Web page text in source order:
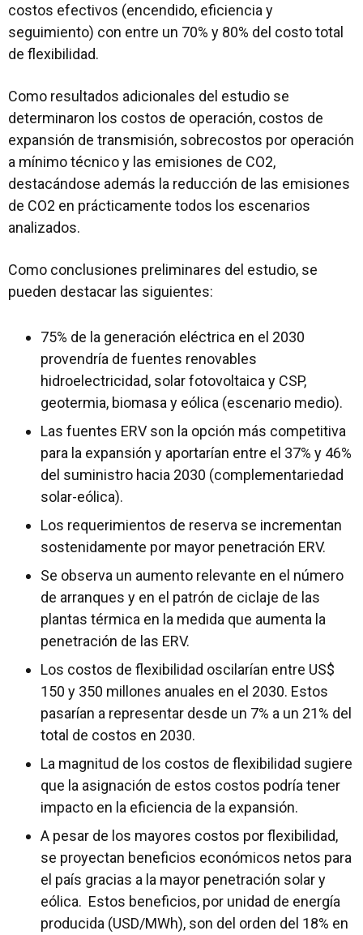
costos efectivos (encendido, eficiencia y
seguimiento) con entre un 70% y 80% del costo total
de flexibilidad.
Como resultados adicionales del estudio se
determinaron los costos de operación, costos de
expansión de transmisión, sobrecostos por operación
a mínimo técnico y las emisiones de CO2,
destacándose además la reducción de las emisiones
de CO2 en prácticamente todos los escenarios
analizados.
Como conclusiones preliminares del estudio, se
pueden destacar las siguientes:
75% de la generación eléctrica en el 2030
provendría de fuentes renovables
hidroelectricidad, solar fotovoltaica y CSP,
geotermia, biomasa y eólica (escenario medio).
Las fuentes ERV son la opción más competitiva
para la expansión y aportarían entre el 37% y 46%
del suministro hacia 2030 (complementariedad
solar-eólica).
Los requerimientos de reserva se incrementan
sostenidamente por mayor penetración ERV.
Se observa un aumento relevante en el número
de arranques y en el patrón de ciclaje de las
plantas térmica en la medida que aumenta la
penetración de las ERV.
Los costos de flexibilidad oscilarían entre US$
150 y 350 millones anuales en el 2030. Estos
pasarían a representar desde un 7% a un 21% del
total de costos en 2030.
La magnitud de los costos de flexibilidad sugiere
que la asignación de estos costos podría tener
impacto en la eficiencia de la expansión.
A pesar de los mayores costos por flexibilidad,
se proyectan beneficios económicos netos para
el país gracias a la mayor penetración solar y
eólica. Estos beneficios, por unidad de energía
producida (USD/MWh), son del orden del 18% en